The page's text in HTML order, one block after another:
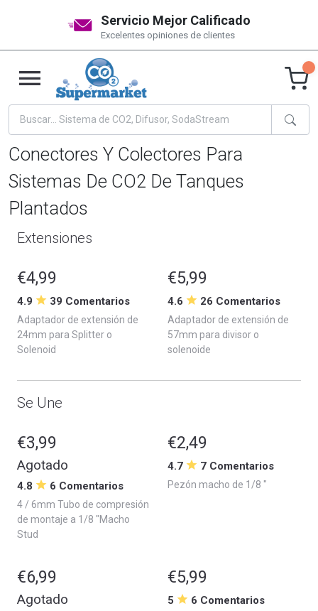
Servicio Mejor Calificado
Excelentes opiniones de clientes
Conectores Y Colectores Para
Sistemas De CO2 De Tanques
Plantados
Extensiones
€4,99
4.9 39 Comentarios
Adaptador de extensión de
24mm para Splitter o
Solenoid
€5,99
4.6 26 Comentarios
Adaptador de extensión de
57mm para divisor o
solenoide
Se Une
€3,99
Agotado
4.8 6 Comentarios
4 / 6mm Tubo de compresión
de montaje a 1/8 "Macho
Stud
€2,49
4.7 7 Comentarios
Pezón macho de 1/8 "
€6,99
Agotado
€5,99
5 6 Comentarios